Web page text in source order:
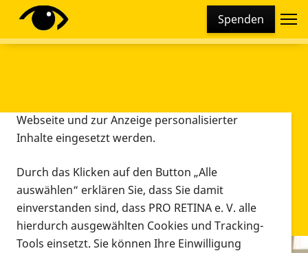
Spenden
Diese Webseite setzt verschiedene Cookies und
Tracking-Tools ein. Dies beinhaltet Cookies und
Webseite und zur Anzeige personalisierter
Inhalte eingesetzt werden.
Durch das Klicken auf den Button „Alle
auswählen“ erklären Sie, dass Sie damit
einverstanden sind, dass PRO RETINA e. V. alle
hierdurch ausgewählten Cookies und Tracking-
Tools einsetzt. Sie können Ihre Einwilligung